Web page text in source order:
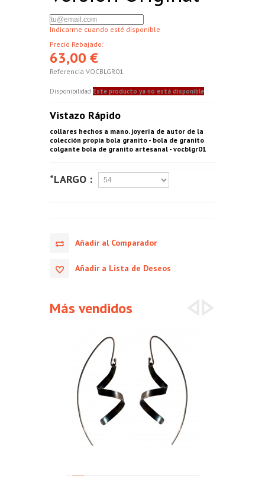
Indicarme cuando esté disponible
Precio Rebajado:
63,00 €
Referencia VOCBLGR01
Disponibilidad Este producto ya no está disponible
Vistazo Rápido
collares hechos a mano. joyería de autor de la
colección propia bola granito - bola de granito
colgante bola de granito artesanal - vocblgr01
*LARGO :
Añadir al Comparador
Añadir a Lista de Deseos
Más vendidos